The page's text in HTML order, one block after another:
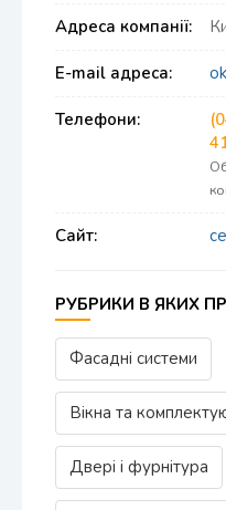
Адреса компанії:
E-mail адреса:
Телефони:
Сайт:
РУБРИКИ В ЯКИХ
Фасадні системи
Вікна та
Двері і фурнітура